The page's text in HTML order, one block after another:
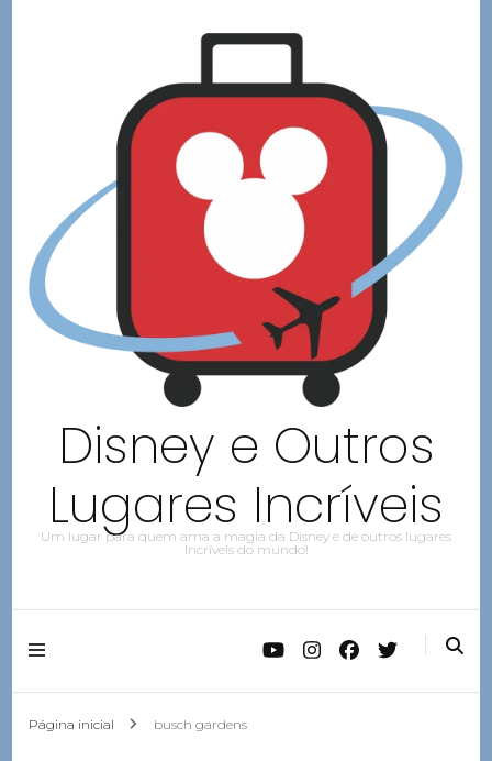
Disney e Outros
Lugares Incríveis
Um lugar para quem ama a magia da Disney e de outros lugares
Incríveis do mundo!
Página inicial busch gardens